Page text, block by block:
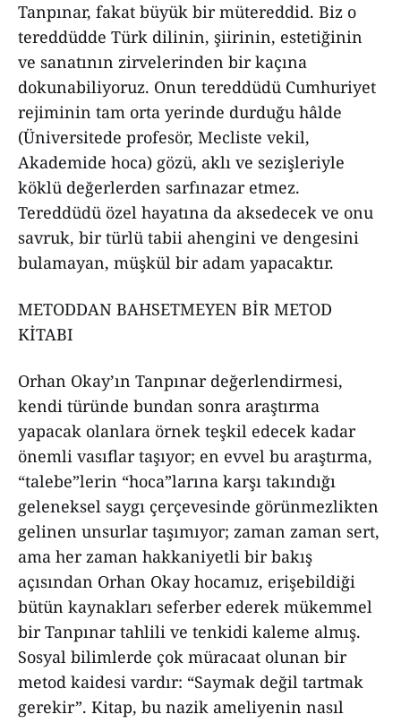
Tanpınar, fakat büyük bir mütereddid. Biz o
tereddüdde Türk dilinin, şiirinin, estetiğinin
ve sanatının zirvelerinden bir kaçına
dokunabiliyoruz. Onun tereddüdü Cumhuriyet
rejiminin tam orta yerinde durduğu hâlde
(Üniversitede profesör, Mecliste vekil,
Akademide hoca) gözü, aklı ve sezişleriyle
köklü değerlerden sarfınazar etmez.
Tereddüdü özel hayatına da aksedecek ve onu
savruk, bir türlü tabii ahengini ve dengesini
bulamayan, müşkül bir adam yapacaktır.
METODDAN BAHSETMEYEN BİR METOD
KİTABI
Orhan Okay’ın Tanpınar değerlendirmesi,
kendi türünde bundan sonra araştırma
yapacak olanlara örnek teşkil edecek kadar
önemli vasıflar taşıyor; en evvel bu araştırma,
“talebe”lerin “hoca”larına karşı takındığı
geleneksel saygı çerçevesinde görünmezlikten
gelinen unsurlar taşımıyor; zaman zaman sert,
ama her zaman hakkaniyetli bir bakış
açısından Orhan Okay hocamız, erişebildiği
bütün kaynakları seferber ederek mükemmel
bir Tanpınar tahlili ve tenkidi kaleme almış.
Sosyal bilimlerde çok müracaat olunan bir
metod kaidesi vardır: “Saymak değil tartmak
gerekir”. Kitap, bu nazik ameliyenin nasıl